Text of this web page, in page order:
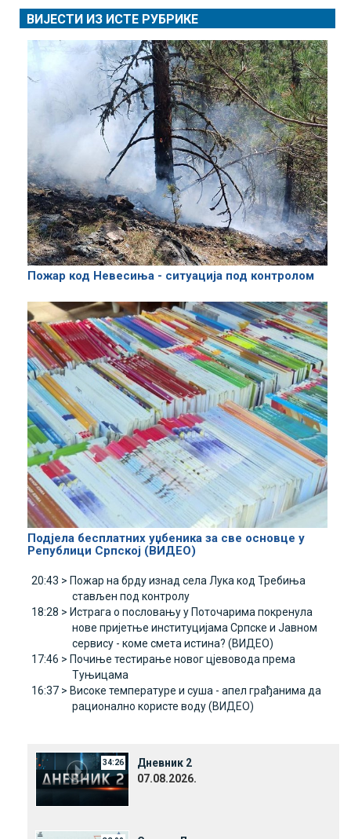
ВИЈЕСТИ ИЗ ИСТЕ РУБРИКЕ
Пожар код Невесиња - ситуација под контролом
Подјела бесплатних уџбеника за све основце у
Републици Српској (ВИДЕО)
20:43 > Пожар на брду изнад села Лука код Требиња
стављен под контролу
18:28 > Истрага о пословању у Поточарима покренула
нове пријетње институцијама Српске и Јавном
сервису - коме смета истина? (ВИДЕО)
17:46 > Почиње тестирање новог цјевовода према
Туњицама
16:37 > Високе температуре и суша - апел грађанима да
рационално користе воду (ВИДЕО)
34:26
Дневник 2
07.08.2026.